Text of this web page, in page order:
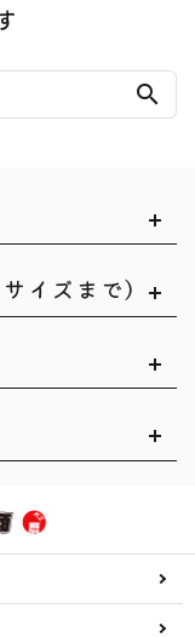
search
イズまで）